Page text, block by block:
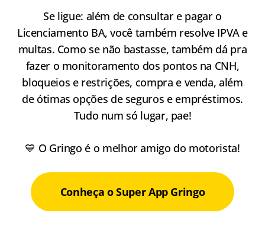
Se ligue: além de consultar e pagar o
Licenciamento BA, você também resolve IPVA e
multas. Como se não bastasse, também dá pra
fazer o monitoramento dos pontos na CNH,
bloqueios e restrições, compra e venda, além
de ótimas opções de seguros e empréstimos.
Tudo num só lugar, pae!
💙 O Gringo é o melhor amigo do motorista!
Conheça o Super App Gringo